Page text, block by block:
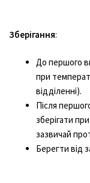
Зберігання:
До першого
при
відділенні).
Після
зберігати
зазвичай
Берегти від